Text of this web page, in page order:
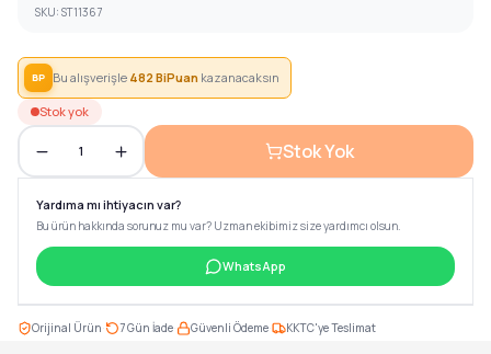
SKU: ST11367
BP Bu alışverişle 482BiPuan kazanacaksın
Stok yok
1 Stok Yok
Yardıma mı ihtiyacın var?
Bu ürün hakkında sorunuz mu var? Uzman ekibimiz size yardımcı olsun.
WhatsApp
Orijinal Ürün 7 Gün İade Güvenli Ödeme KKTC'ye Teslimat